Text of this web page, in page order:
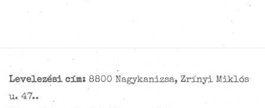
Levelezési cím: 8800 Nagykanizsa, Zrínyi Miklós
u. 47..